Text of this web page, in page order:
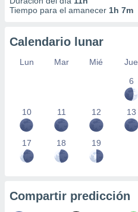
Tiempo para el amanecer 1h 7m
Calendario lunar
Lun Mar Mié Jue
6
10 11 12 13
17 18 19
Compartir predicción